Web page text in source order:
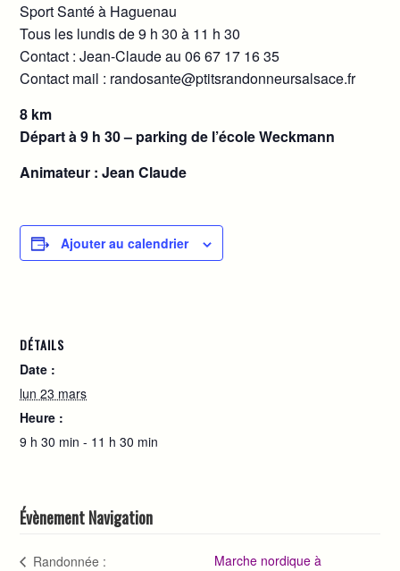
Sport Santé à Haguenau
Tous les lundis de 9 h 30 à 11 h 30
Contact : Jean-Claude au 06 67 17 16 35
Contact mail : randosante@ptitsrandonneursalsace.fr
8 km
Départ à 9 h 30 – parking de l’école Weckmann
Animateur : Jean Claude
Ajouter au calendrier
DÉTAILS
Date :
lun 23 mars
Heure :
9 h 30 min - 11 h 30 min
Évènement Navigation
Randonnée :
Marche nordique à